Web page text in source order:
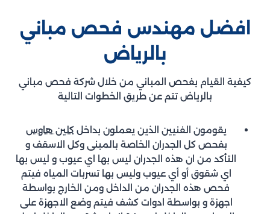
افضل مهندس فحص مباني
بالرياض
كيفية القيام بفحص المباني من خلال شركة فحص مباني
بالرياض تتم عن طريق الخطوات التالية
يقومون الفنيين الذين يعملون بداخلكلين هاوس
بفحص كل الجدران الخاصة بالمبنى وكل الاسقف و
التأكد من ان هذه الجدران ليس بها اي عيوب و ليس بها
اي شقوق أو أي عيوب وليس بها تسربات المياه فيتم
فحص هذه الجدران من الداخل ومن الخارج بواسطة
اجهزة و بواسطة ادوات كشف فيتم وضع الاجهزة على